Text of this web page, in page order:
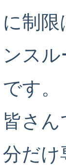
に制
ンス
です。
皆さ
分だけ